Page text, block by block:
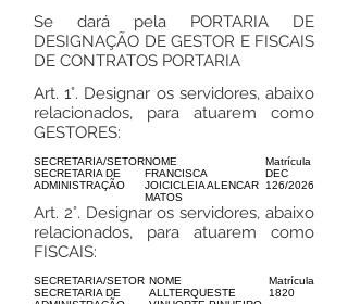
Se dará pela PORTARIA DE
DESIGNAÇÃO DE GESTOR E FISCAIS
DE CONTRATOS PORTARIA
Art. 1°. Designar os servidores, abaixo
relacionados, para atuarem como
GESTORES:
SECRETARIA/SETORNOME
Matrícula
SECRETARIA DE
ADMINISTRAÇÃO
FRANCISCA
JOICICLEIA ALENCAR
MATOS
DEC
126/2026
Art. 2°. Designar os servidores, abaixo
relacionados, para atuarem como
FISCAIS:
SECRETARIA/SETOR NOME
Matrícula
SECRETARIA DE
ALLTERQUESTE
1820